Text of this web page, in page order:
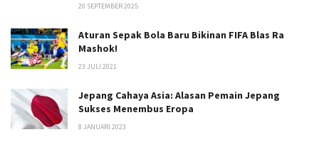
20 SEPTEMBER 2025
Aturan Sepak Bola Baru Bikinan FIFA Blas Ra
Mashok!
23 JULI 2021
Jepang Cahaya Asia: Alasan Pemain Jepang
Sukses Menembus Eropa
8 JANUARI 2023